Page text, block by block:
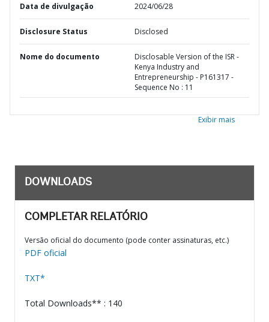
Data de divulgação 2024/06/28
Disclosure Status Disclosed
Nome do documento
Disclosable Version of the ISR -
Kenya Industry and
Entrepreneurship - P161317 -
Sequence No : 11
Exibir mais
DOWNLOADS
COMPLETAR RELATÓRIO
Versão oficial do documento (pode conter assinaturas, etc.)
PDF oficial
TXT*
Total Downloads** : 140